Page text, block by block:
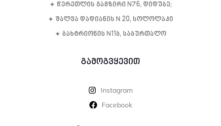
✦ წე­რეთ­ლის გამ­ზი­რი N76, დი­დუ­ბე;
✦ შალვა დადიანის N 20, სოლოლაკი
✦ ბახტრიონის N11ბ, საბურთალო
გამოგვყევით
Instagram
Facebook